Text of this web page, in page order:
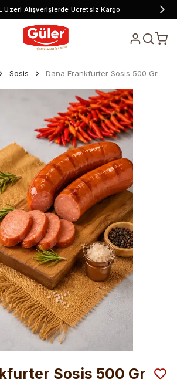
Üzeri Alışverişlerde Ücretsiz Kargo
Sosis Dana Frankfurter Sosis 500 Gr
Sosis 500 Gr